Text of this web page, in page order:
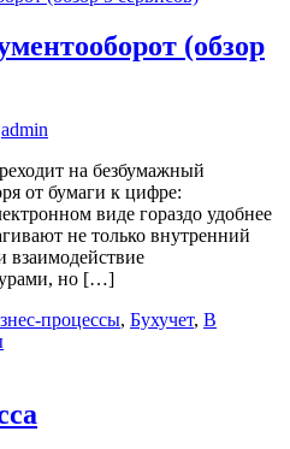
(обзор
admin
на безбумажный
от бумаги к цифре:
виде гораздо удобнее
не только внутренний
взаимодействие
но […]
процессы, Бухучет, В